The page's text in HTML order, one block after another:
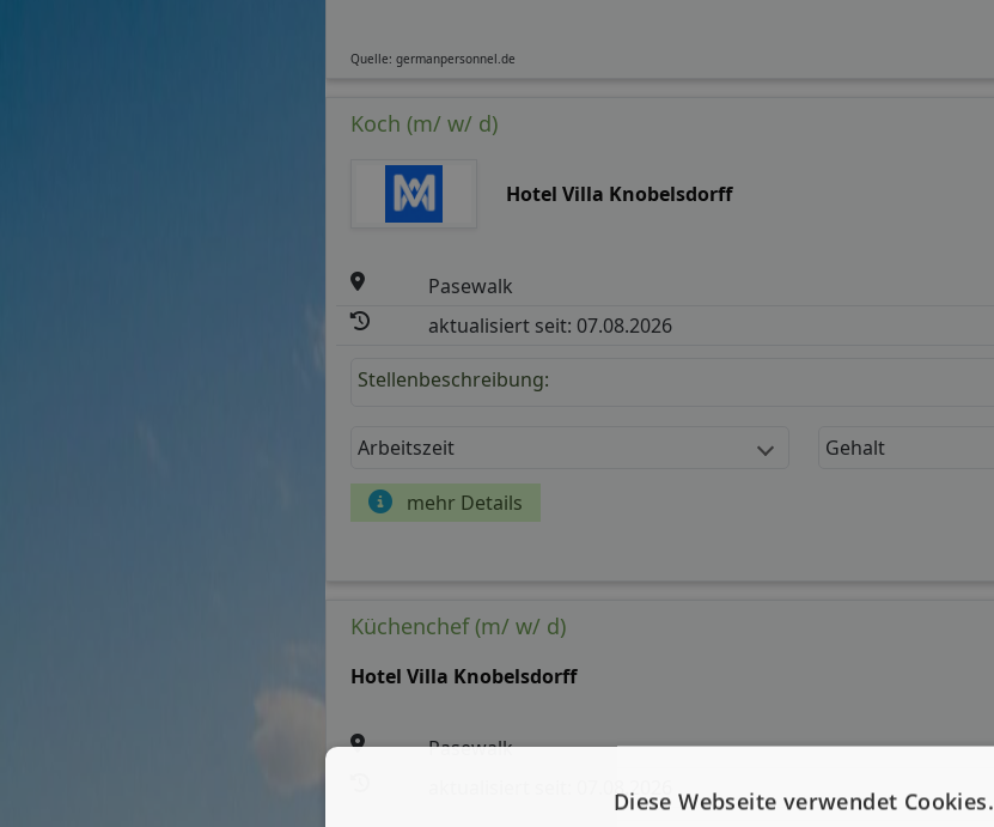
Quelle: germanpersonnel.de
Koch (m/ w/ d)
Hotel Villa Knobelsdorff
Pasewalk
aktualisiert seit: 07.08.2026
Stellenbeschreibung:
Arbeitszeit Gehalt
mehr Details
Küchenchef (m/ w/ d)
Hotel Villa Knobelsdorff
Pasewalk
aktualisiert seit: 07.08.2026Diese Webseite verwendet Cookies.